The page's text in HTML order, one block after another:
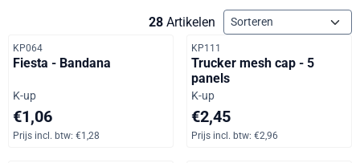
28 Artikelen Sorteermethode
Artikelnummer
KP064
Fiesta - Bandana
Merk:
K-up
Prijs: 1,06, inclusief btw: 1,28
€1,06
Prijs incl. btw: €1,28
Artikelnummer
KP111
Trucker mesh cap - 5
panels
Merk:
K-up
Prijs: 2,45, inclusief btw: 2,96
€2,45
Prijs incl. btw: €2,96